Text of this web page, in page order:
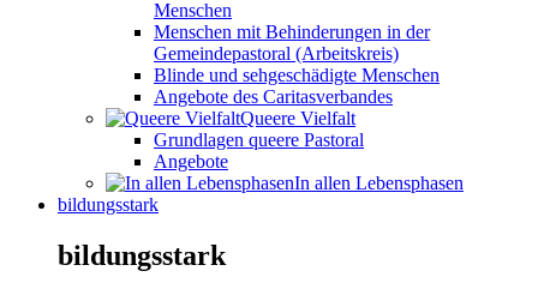
Menschen
Menschen mit Behinderungen in der
Gemeindepastoral (Arbeitskreis)
Blinde und sehgeschädigte Menschen
Angebote des Caritasverbandes
Queere Vielfalt
Grundlagen queere Pastoral
Angebote
In allen Lebensphasen
bildungsstark
bildungsstark